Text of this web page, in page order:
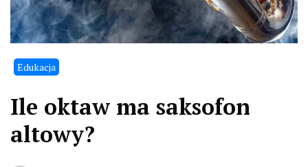
Edukacja
Ile oktaw ma saksofon
altowy?